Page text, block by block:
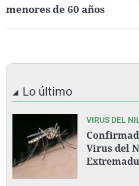
menores de 60 años
Lo último
VIRUS DEL
Virus del